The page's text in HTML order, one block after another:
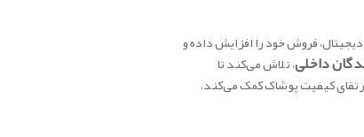
فروش خود را افزایش داده و
داخلی، تلاش می‌کند تا
ارتقای کیفیت پوشاک کمک می‌کند،